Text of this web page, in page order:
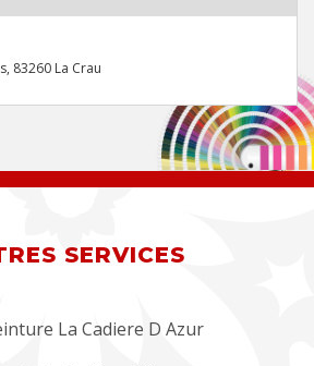
83260 La Crau
SERVICES
La Cadiere D Azur